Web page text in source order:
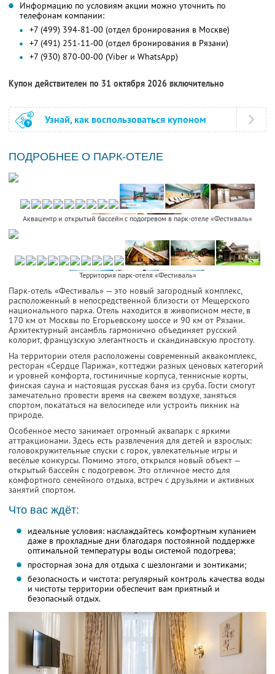
Информацию по условиям акции можно уточнить по
телефонам компании:
+7 (499) 394-81-00 (отдел бронирования в Москве)
+7 (491) 251-11-00 (отдел бронирования в Рязани)
+7 (930) 870-00-00 (Viber и WhatsApp)
Купон действителен по 31 октября 2026 включительно
Узнай, как воспользоваться купоном
ПОДРОБНЕЕ О ПАРК-ОТЕЛЕ
Аквацентр и открытый бассейн с подогревом в парк-отеле «Фестиваль»
Территория парк-отеля «Фестиваль»
Парк-отель «Фестиваль» — это новый загородный комплекс,
расположенный в непосредственной близости от Мещерского
национального парка. Отель находится в живописном месте, в
170 км от Москвы по Егорьевскому шоссе и 90 км от Рязани.
Архитектурный ансамбль гармонично объединяет русский
колорит, французскую элегантность и скандинавскую простоту.
На территории отеля расположены современный аквакомплекс,
ресторан «Сердце Парижа», коттеджи разных ценовых категорий
и уровней комфорта, гостиничные корпуса, теннисные корты,
финская сауна и настоящая русская баня из сруба. Гости смогут
замечательно провести время на свежем воздухе, заняться
спортом, покататься на велосипеде или устроить пикник на
природе.
Особенное место занимает огромный аквапарк с яркими
аттракционами. Здесь есть развлечения для детей и взрослых:
головокружительные спуски с горок, увлекательные игры и
весёлые конкурсы. Помимо этого, открылся новый объект —
открытый бассейн с подогревом. Это отличное место для
комфортного семейного отдыха, встреч с друзьями и активных
занятий спортом.
Что вас ждёт:
идеальные условия: наслаждайтесь комфортным купанием
даже в прохладные дни благодаря постоянной поддержке
оптимальной температуры воды системой подогрева;
просторная зона для отдыха с шезлонгами и зонтиками;
безопасность и чистота: регулярный контроль качества воды
и чистоты территории обеспечит вам приятный и
безопасный отдых.